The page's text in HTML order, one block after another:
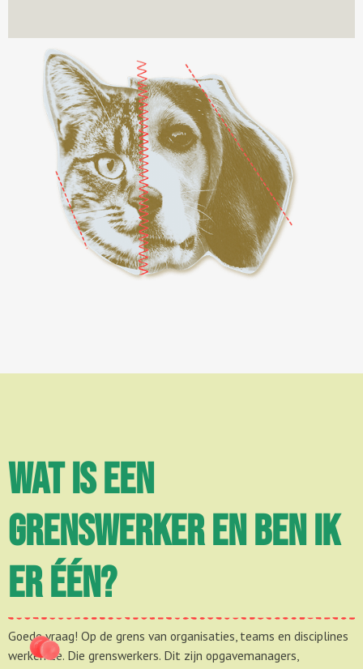
Wat is een
grenswerker en ben ik
er één?
Goede vraag! Op de grens van organisaties, teams en disciplines
werken ze. Die grenswerkers. Dit zijn opgavemanagers,